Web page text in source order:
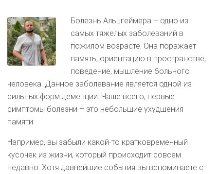
Болезнь Альцгеймера – одно из
самых тяжелых заболеваний в
пожилом возрасте. Она поражает
память, ориентацию в пространстве,
поведение, мышление больного
человека. Данное заболевание является одной из
сильных форм деменции. Чаще всего, первые
симптомы болезни – это небольшие ухудшения
памяти.
Например, вы забыли какой-то кратковременный
кусочек из жизни, который происходит совсем
недавно. Хотя давнейшие события вы вспоминаете с